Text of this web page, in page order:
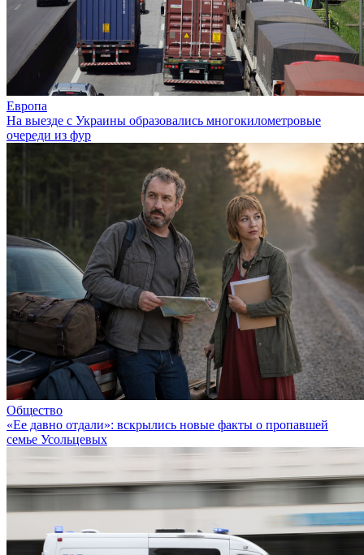
Европа
На выезде с Украины образовались многокилометровые
очереди из фур
Общество
«Ее давно отдали»: вскрылись новые факты о пропавшей
семье Усольцевых